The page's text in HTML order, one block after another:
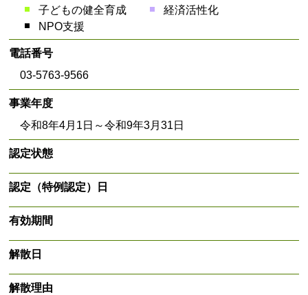
子どもの健全育成
経済活性化
NPO支援
電話番号
03-5763-9566
事業年度
令和8年4月1日～令和9年3月31日
認定状態
認定（特例認定）日
有効期間
解散日
解散理由